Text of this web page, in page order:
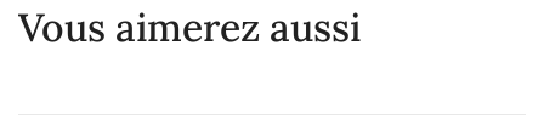
Vous aimerez aussi